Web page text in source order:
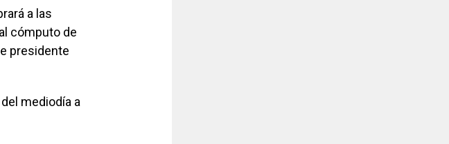
a las
cómputo de
presidente
mediodía a